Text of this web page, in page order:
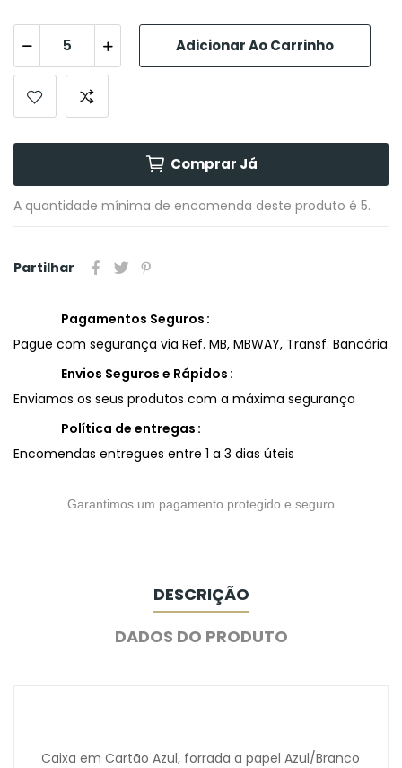
Adicionar Ao Carrinho
Comprar Já
A quantidade mínima de encomenda deste produto é 5.
Partilhar
Pagamentos Seguros
Pague com segurança via Ref. MB, MBWAY, Transf. Bancária
Envios Seguros e Rápidos
Enviamos os seus produtos com a máxima segurança
Política de entregas
Encomendas entregues entre 1 a 3 dias úteis
Garantimos um pagamento protegido e seguro
DESCRIÇÃO
DADOS DO PRODUTO
Caixa em Cartão Azul, forrada a papel Azul/Branco